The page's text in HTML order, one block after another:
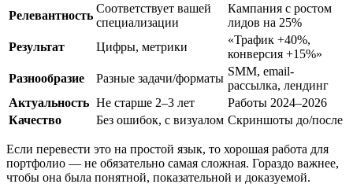
Релевантность
Соответствует вашей
специализации
Кампания с ростом
лидов на 25%
Результат
Цифры, метрики
«Трафик +40%,
конверсия +15%»
Разнообразие
Разные задачи/форматы
SMM, email-
рассылка, лендинг
Актуальность Не старше 2–3 лет
Работы 2024–2026
Качество
Без ошибок, с визуалом Скриншоты до/после
Если перевести это на простой язык, то хорошая работа для
портфолио — не обязательно самая сложная. Гораздо важнее,
чтобы она была понятной, показательной и доказуемой.